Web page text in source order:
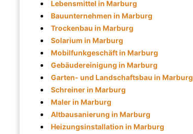
Lebensmittel in Marburg
Bauunternehmen in Marburg
Trockenbau in Marburg
Solarium in Marburg
Mobilfunkgeschäft in Marburg
Gebäudereinigung in Marburg
Garten- und Landschaftsbau in Marburg
Schreiner in Marburg
Maler in Marburg
Altbausanierung in Marburg
Heizungsinstallation in Marburg